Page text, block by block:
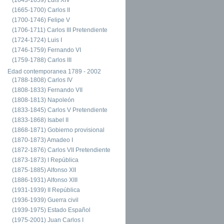
(1665-1700) Carlos II
(1700-1746) Felipe V
(1706-1711) Carlos III Pretendiente
(1724-1724) Luis I
(1746-1759) Fernando VI
(1759-1788) Carlos III
Edad contemporanea 1789 - 2002
(1788-1808) Carlos IV
(1808-1833) Fernando VII
(1808-1813) Napoleón
(1833-1845) Carlos V Pretendiente
(1833-1868) Isabel II
(1868-1871) Gobierno provisional
(1870-1873) Amadeo I
(1872-1876) Carlos VII Pretendiente
(1873-1873) I República
(1875-1885) Alfonso XII
(1886-1931) Alfonso XIII
(1931-1939) II República
(1936-1939) Guerra civil
(1939-1975) Estado Español
(1975-2001) Juan Carlos I